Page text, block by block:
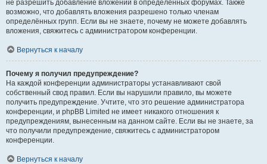
не разрешить добавление вложений в определённых форумах. Также
возможно, что добавлять вложения разрешено только членам
определённых групп. Если вы не знаете, почему не можете добавлять
вложения, свяжитесь с администратором конференции.
Вернуться к началу
Почему я получил предупреждение?
На каждой конференции администраторы устанавливают свой
собственный свод правил. Если вы нарушили правило, вы можете
получить предупреждение. Учтите, что это решение администратора
конференции, и phpBB Limited не имеет никакого отношения к
предупреждениям, вынесенным на данном сайте. Если вы не знаете, за
что получили предупреждение, свяжитесь с администратором
конференции.
Вернуться к началу